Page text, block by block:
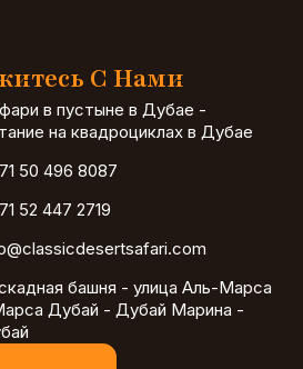
С Нами
в пустыне в Дубае -
на квадроциклах в Дубае
50 496 8087
52 447 2719
башня - улица Аль-Марса
Дубай - Дубай Марина -